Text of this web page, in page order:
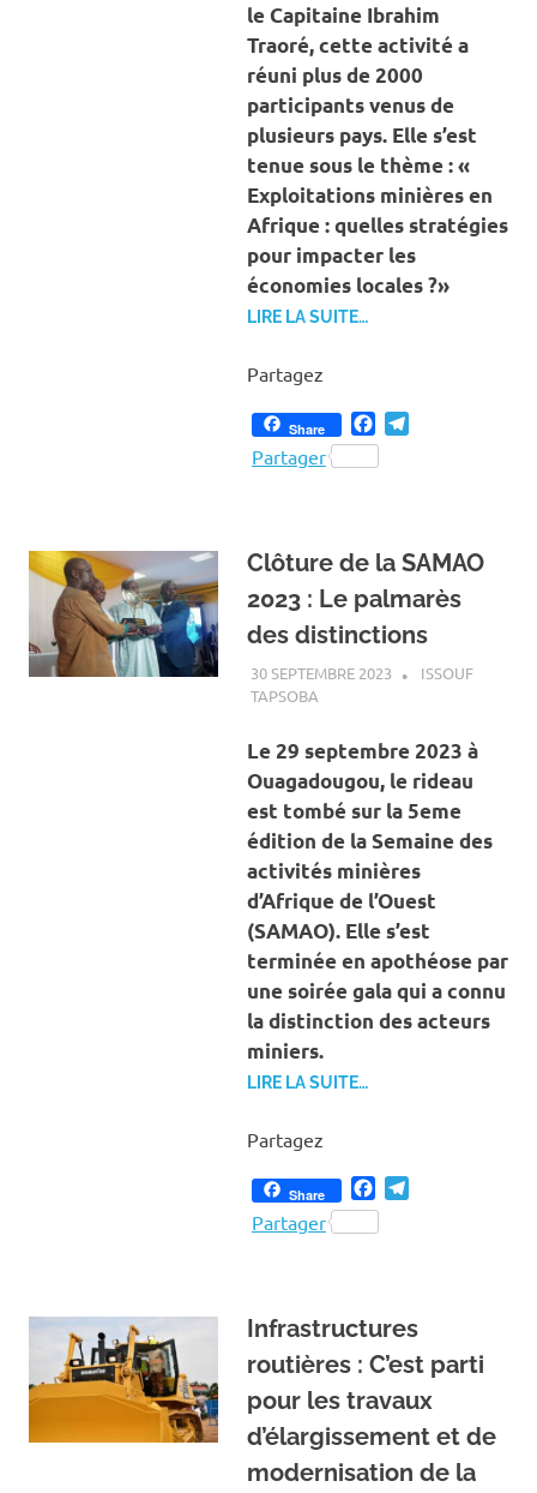
le Capitaine Ibrahim
Traoré, cette activité a
réuni plus de 2000
participants venus de
plusieurs pays. Elle s’est
tenue sous le thème : «
Exploitations minières en
Afrique : quelles stratégies
pour impacter les
économies locales ?»
LIRE LA SUITE…
Partagez
Share Facebook
Partager
Clôture de la SAMAO
2023 : Le palmarès
des distinctions
30 SEPTEMBRE 2023
ISSOUF
TAPSOBA
Le 29 septembre 2023 à
Ouagadougou, le rideau
est tombé sur la 5eme
édition de la Semaine des
activités minières
d’Afrique de l’Ouest
(SAMAO). Elle s’est
terminée en apothéose par
une soirée gala qui a connu
la distinction des acteurs
miniers.
LIRE LA SUITE…
Partagez
Share Facebook
Partager
Infrastructures
routières : C’est parti
pour les travaux
d’élargissement et de
modernisation de la